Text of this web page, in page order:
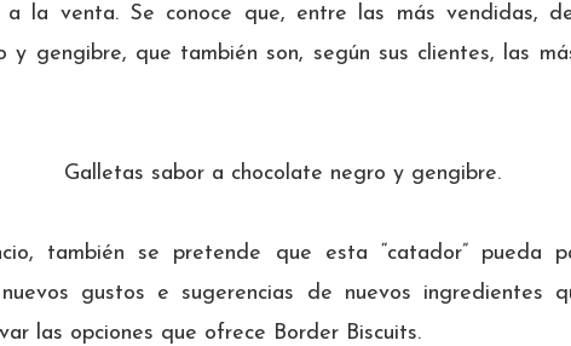
la venta. Se conoce que, entre las más vendidas,
y gengibre, que también son, según sus clientes, las
Galletas sabor a chocolate negro y gengibre.
también se pretende que esta “catador” pueda
gustos e sugerencias de nuevos ingredientes
las opciones que ofrece Border Biscuits.